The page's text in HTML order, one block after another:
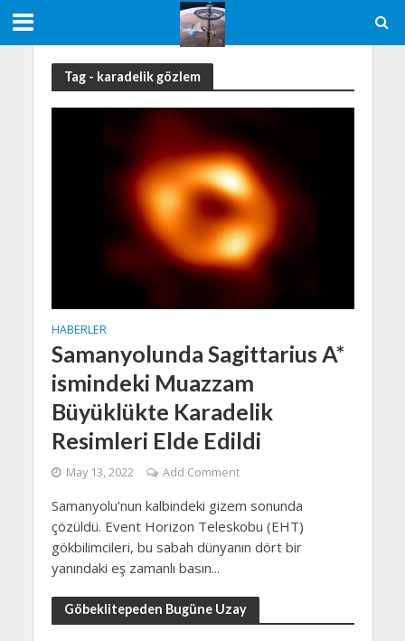
Tag - karadelik gözlem
HABERLER
Samanyolunda Sagittarius A*
ismindeki Muazzam
Büyüklükte Karadelik
Resimleri Elde Edildi
May 13, 2022 Add Comment
Samanyolu’nun kalbindeki gizem sonunda
çözüldü. Event Horizon Teleskobu (EHT)
gökbilimcileri, bu sabah dünyanın dört bir
yanındaki eş zamanlı basın...
Göbeklitepeden Bugüne Uzay